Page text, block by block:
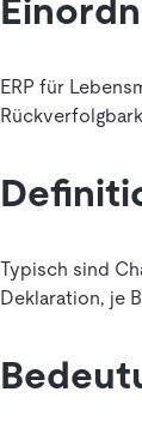
ERP für
Typisch sind
Deklaration, je